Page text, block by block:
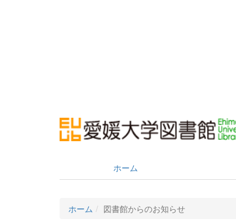
ホーム
ホーム 図書館からのお知らせ